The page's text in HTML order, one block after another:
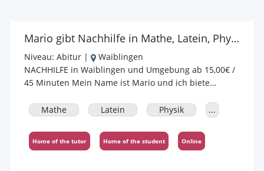
Mario gibt Nachhilfe in Mathe, Latein, Physik, Chemie, Englisch
Niveau: Abitur |
Waiblingen
NACHHILFE in Waiblingen und Umgebung ab 15,00€ /
45 Minuten Mein Name ist Mario und ich biete
Mathematik und Naturwissenschaften in Waiblingen
Online-Unterricht an - je nach Wunsch. Ich bin bereits
seit 2,5 Jahren als Nachhilfelehrer unterwegs und
Mathe Latein Physik ...
Home of the tutor Home of the student Online